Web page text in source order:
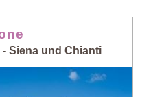
Siena und Chianti